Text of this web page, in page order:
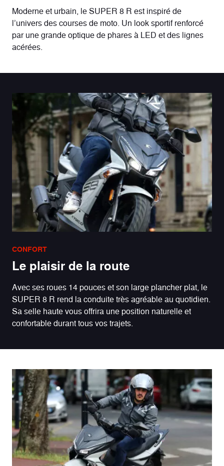
Moderne et urbain, le SUPER 8 R est inspiré de
l’univers des courses de moto. Un look sportif renforcé
par une grande optique de phares à LED et des lignes
acérées.
CONFORT
Le plaisir de la route
Avec ses roues 14 pouces et son large plancher plat, le
SUPER 8 R rend la conduite très agréable au quotidien.
Sa selle haute vous offrira une position naturelle et
confortable durant tous vos trajets.